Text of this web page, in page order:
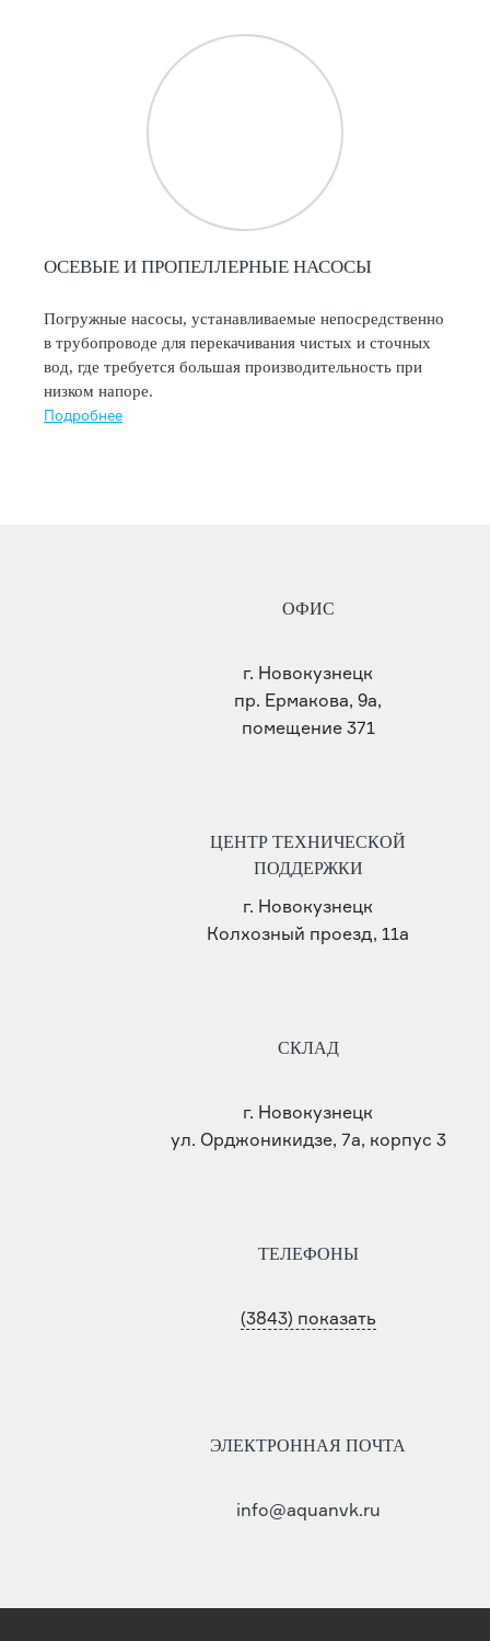
ОСЕВЫЕ И ПРОПЕЛЛЕРНЫЕ НАСОСЫ
Погружные насосы, устанавливаемые непосредственно
в трубопроводе для перекачивания чистых и сточных
вод, где требуется большая производительность при
низком напоре.
Подробнее
ОФИС
г. Новокузнецк
пр. Ермакова, 9а,
помещение 371
ЦЕНТР ТЕХНИЧЕСКОЙ
ПОДДЕРЖКИ
г. Новокузнецк
Колхозный проезд, 11а
СКЛАД
г. Новокузнецк
ул. Орджоникидзе, 7а, корпус 3
ТЕЛЕФОНЫ
(3843) показать
ЭЛЕКТРОННАЯ ПОЧТА
info@aquanvk.ru